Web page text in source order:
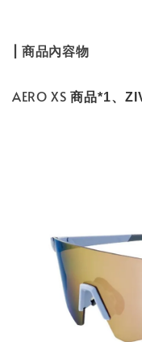
| 商品內容物
AERO XS 商品*1、